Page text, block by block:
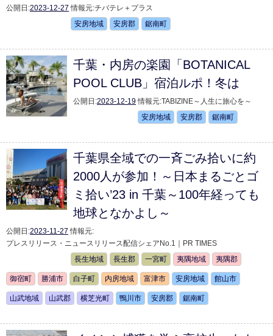
公開日:2023-12-27 情報元:チバテレ＋プラス
安房地域
安房郡 鋸南町
千葉・内房の楽園「BOTANICAL
POOL CLUB」宿泊ルポ！冬は
公開日:2023-12-19 情報元:TABIZINE～人生に旅心を～
安房地域
安房郡 鋸南町
千葉県全域での一斉ごみ拾いに約
2000人が参加！～日本まるごとゴ
ミ拾い’23 in 千葉～100年経っても
地球となかよし～
公開日:2023-11-27 情報元:
プレスリリース・ニュースリリース配信シェアNo.1｜PR TIMES
長生地域
長生郡 一宮町 夷隅地域 夷隅郡
御宿町 勝浦市 白子町 内房地域 富津市 安房地域 館山市
山武地域 山武郡 横芝光町 鴨川市 安房郡 鋸南町